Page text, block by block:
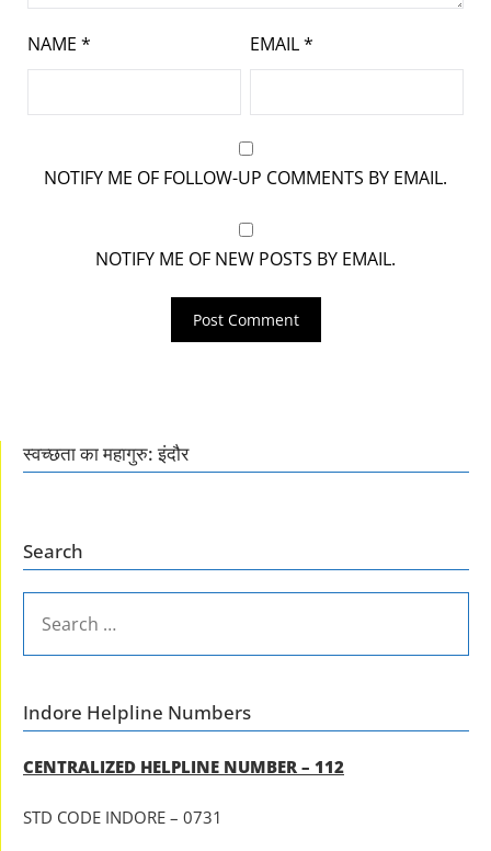
NAME * EMAIL*
NOTIFY ME OF FOLLOW-UP COMMENTS BY EMAIL.
NOTIFY ME OF NEW POSTS BY EMAIL.
स्वच्छता का महागुरु: इंदौर
Search
FOR:
Indore Helpline Numbers
CENTRALIZED HELPLINE NUMBER – 112
STD CODE INDORE – 0731